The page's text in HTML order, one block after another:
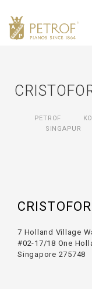
PETROF
SINGAPUR
7 Holland Village
#02-17/18 One
Singapore 275748